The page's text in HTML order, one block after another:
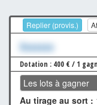
Replier (provis.)
Xxxxxxx
Dotation : 400 € / 1
Les lots à gagner
Au tirage au sort :